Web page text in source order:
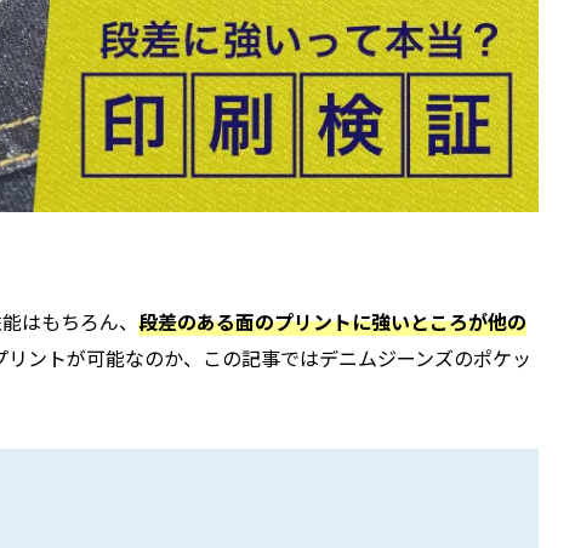
はもちろん、段差のある面のプリントに強いところが他の
ントが可能なのか、この記事ではデニムジーンズのポケッ